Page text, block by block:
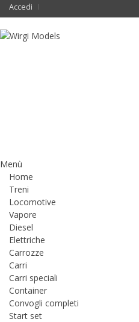
Accedi
Menù
Home
Treni
Locomotive
Vapore
Diesel
Elettriche
Carrozze
Carri
Carri speciali
Container
Convogli completi
Start set